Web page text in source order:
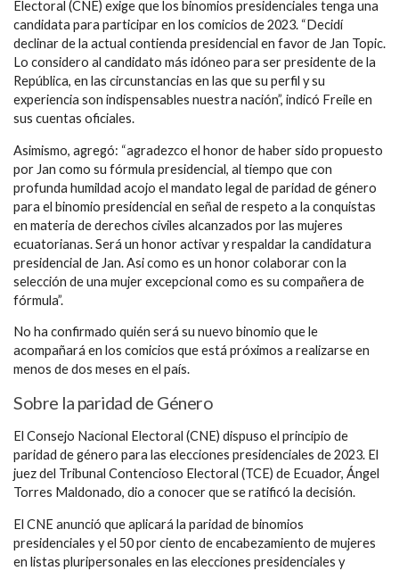
Electoral (CNE) exige que los binomios presidenciales tenga una
candidata para participar en los comicios de 2023. “Decidí
declinar de la actual contienda presidencial en favor de Jan Topic.
Lo considero al candidato más idóneo para ser presidente de la
República, en las circunstancias en las que su perfil y su
experiencia son indispensables nuestra nación”, indicó Freile en
sus cuentas oficiales.
Asimismo, agregó: “agradezco el honor de haber sido propuesto
por Jan como su fórmula presidencial, al tiempo que con
profunda humildad acojo el mandato legal de paridad de género
para el binomio presidencial en señal de respeto a la conquistas
en materia de derechos civiles alcanzados por las mujeres
ecuatorianas. Será un honor activar y respaldar la candidatura
presidencial de Jan. Asi como es un honor colaborar con la
selección de una mujer excepcional como es su compañera de
fórmula”.
No ha confirmado quién será su nuevo binomio que le
acompañará en los comicios que está próximos a realizarse en
menos de dos meses en el país.
Sobre la paridad de Género
El Consejo Nacional Electoral (CNE) dispuso el principio de
paridad de género para las elecciones presidenciales de 2023. El
juez del Tribunal Contencioso Electoral (TCE) de Ecuador, Ángel
Torres Maldonado, dio a conocer que se ratificó la decisión.
El CNE anunció que aplicará la paridad de binomios
presidenciales y el 50 por ciento de encabezamiento de mujeres
en listas pluripersonales en las elecciones presidenciales y